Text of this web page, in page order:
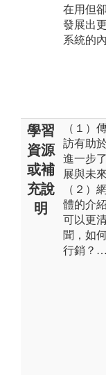
在用但
發展出
系統的
學習
資源
或補
充說
明
（１）
訪有助
進一步
展與未
（２）
體的介
可以更
聞，如
行銷？